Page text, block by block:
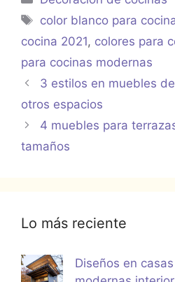
Etiquetas
color blanco para
cocina 2021, colores para
para cocinas modernas
3 estilos en muebles
otros espacios
4 muebles para
tamaños
Lo más reciente
Diseños en